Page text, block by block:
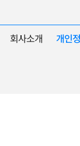
회사소개 개인